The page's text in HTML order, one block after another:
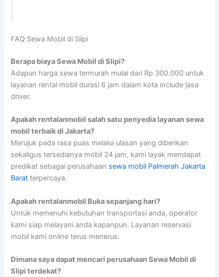
FAQ Sewa Mobil di Slipi
Berapa biaya Sewa Mobil di Slipi?
Adapun harga sewa termurah mulai dari Rp 300.000 untuk
layanan rental mobil durasi 6 jam dalam kota include jasa
driver.
Apakah rentalanmobil salah satu penyedia layanan sewa
mobil terbaik di Jakarta?
Merujuk pada rasa puas melalui ulasan yang diberikan
sekaligus tersedianya mobil 24 jam, kami layak mendapat
predikat sebagai perusahaan sewa mobil Palmerah Jakarta
Barat terpercaya.
Apakah rentalanmobil Buka sepanjang hari?
Untuk memenuhi kebutuhan transportasi anda, operator
kami siap melayani anda kapanpun. Layanan reservasi
mobil kami online terus menerus.
Dimana saya dapat mencari perusahaan Sewa Mobil di
Slipi terdekat?